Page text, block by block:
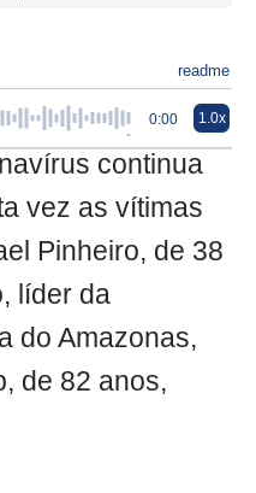
readme
0:00 1.0x
continua
vez as vítimas
Pinheiro, de 38
líder da
do Amazonas,
de 82 anos,